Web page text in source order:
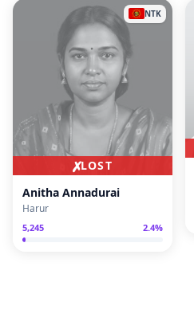
✗LOST
NTK
Anitha Annadurai
Harur
5,245 2.4%